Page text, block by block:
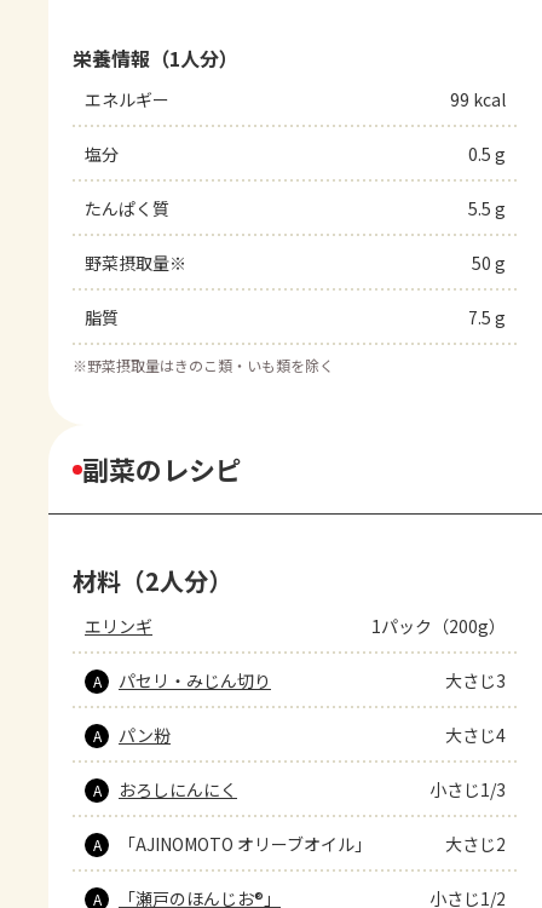
栄養情報（1人分）
エネルギー 99 kcal
塩分 0.5 g
たんぱく質 5.5 g
野菜摂取量※ 50 g
脂質 7.5 g
※野菜摂取量はきのこ類・いも類を除く
副菜のレシピ
材料（2人分）
エリンギ 1パック（200g）
A パセリ・みじん切り 大さじ3
A パン粉 大さじ4
A おろしにんにく 小さじ1/3
A 「AJINOMOTO オリーブオイル」 大さじ2
A 「瀬戸のほんじお®」 小さじ1/2